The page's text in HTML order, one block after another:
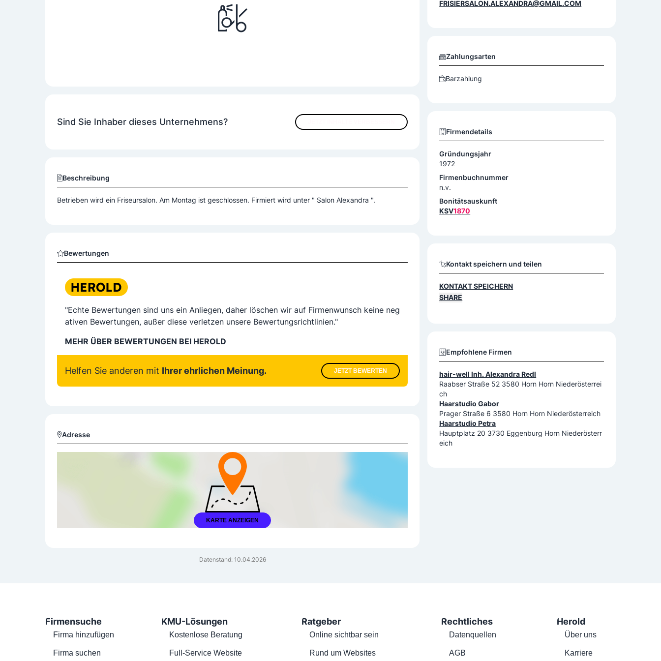
Sind Sie Inhaber dieses Unternehmens?
Beschreibung
Betrieben wird ein Friseursalon. Am Montag ist geschlossen. Firmiert wird unter " Salon Alexandra ".
Bewertungen
"Echte Bewertungen sind uns ein Anliegen, daher löschen wir auf Firmenwunsch keine neg
ativen Bewertungen, außer diese verletzen unsere Bewertungsrichtlinien."
MEHR ÜBER BEWERTUNGEN BEI HEROLD
Helfen Sie anderen mit Ihrer ehrlichen Meinung. JETZT BEWERTEN
Adresse
KARTE ANZEIGEN
Datenstand: 10.04.2026
FRISIERSALON.ALEXANDRA@GMAIL.COM
Zahlungsarten
Barzahlung
Firmendetails
Gründungsjahr
1972
Firmenbuchnummer
n.v.
Bonitätsauskunft
KSV1870
Kontakt speichern und teilen
KONTAKT SPEICHERN
SHARE
Empfohlene Firmen
hair-well Inh. Alexandra Redl
Raabser Straße 52 3580 Horn Horn Niederösterrei
ch
Haarstudio Gabor
Prager Straße 6 3580 Horn Horn Niederösterreich
Haarstudio Petra
Hauptplatz 20 3730 Eggenburg Horn Niederösterr
eich
Firmensuche
Firma hinzufügen
Firma suchen
KMU-Lösungen
Kostenlose Beratung
Full-Service Website
Ratgeber
Online sichtbar sein
Rund um Websites
Rechtliches
Datenquellen
AGB
Herold
Über uns
Karriere